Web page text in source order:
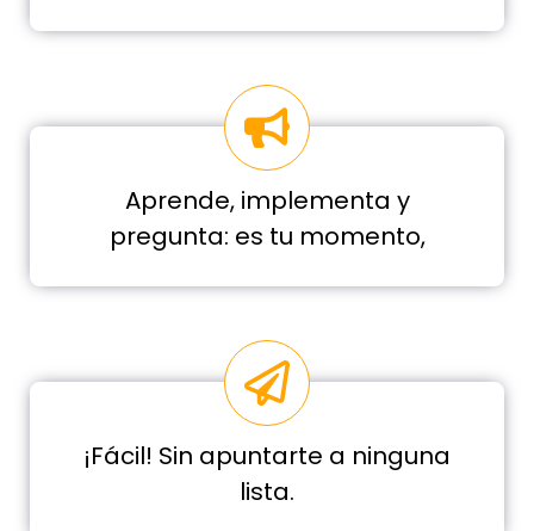
Aprende, implementa y
pregunta: es tu momento,
¡Fácil! Sin apuntarte a ninguna
lista.